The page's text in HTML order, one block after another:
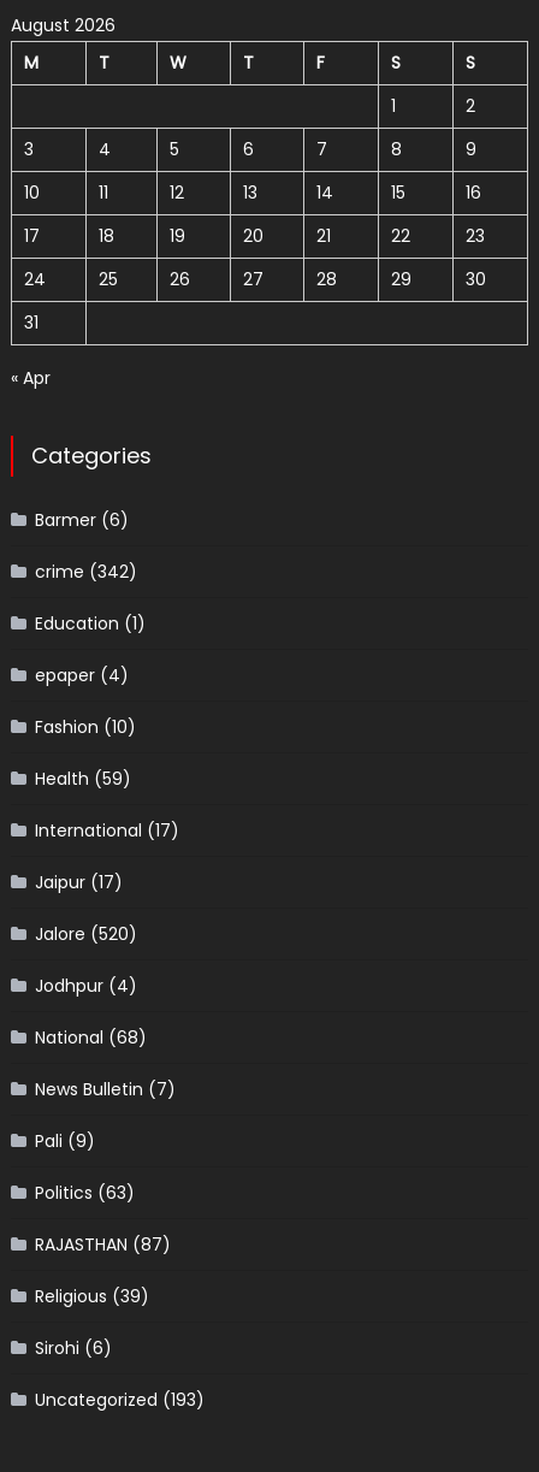
August 2026
M
T W T F S
S
1
2
3
4 5 6 7 8
9
10
11 12 13 14 15
16
17
18 19 20 21 22
23
24
25 26 27 28 29
30
31
« Apr
Categories
Barmer(6)
crime (342)
Education (1)
epaper(4)
Fashion (10)
Health (59)
International (17)
Jaipur(17)
Jalore (520)
Jodhpur(4)
National (68)
News Bulletin (7)
Pali (9)
Politics (63)
RAJASTHAN (87)
Religious (39)
Sirohi (6)
Uncategorized (193)